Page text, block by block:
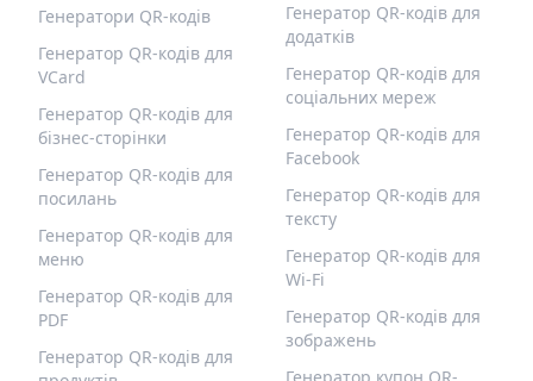
Генератори QR-кодів
Генератор QR-кодів для
VCard
Генератор QR-кодів для
бізнес-сторінки
Генератор QR-кодів для
посилань
Генератор QR-кодів для
меню
Генератор QR-кодів для
PDF
Генератор QR-кодів для
Генератор QR-кодів для
додатків
Генератор QR-кодів для
соціальних мереж
Генератор QR-кодів для
Facebook
Генератор QR-кодів для
тексту
Генератор QR-кодів для
Wi-Fi
Генератор QR-кодів для
зображень